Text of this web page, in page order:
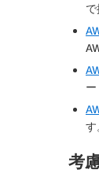
ー
す
考